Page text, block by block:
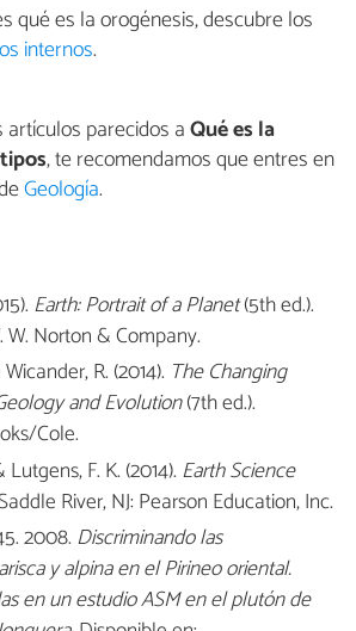
qué es la orogénesis, descubre los
internos.
parecidos aQué es la
, te recomendamos que entres en
Geología.
Earth: Portrait of a Planet(5th ed.).
W. Norton & Company.
R. (2014). The Changing
and Evolution(7th ed.).
Cole.
Lutgens, F. K. (2014). Earth Science
River, NJ: Pearson Education, Inc.
2008. Discriminando las
y alpina en el Pirineo oriental.
en un estudio ASM en el plutón de